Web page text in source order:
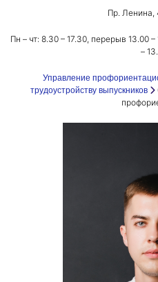
Пр. Ленина,
Пн – чт: 8.30 – 17.30, перерыв 13.00
–
Управление
трудоустройству выпускников